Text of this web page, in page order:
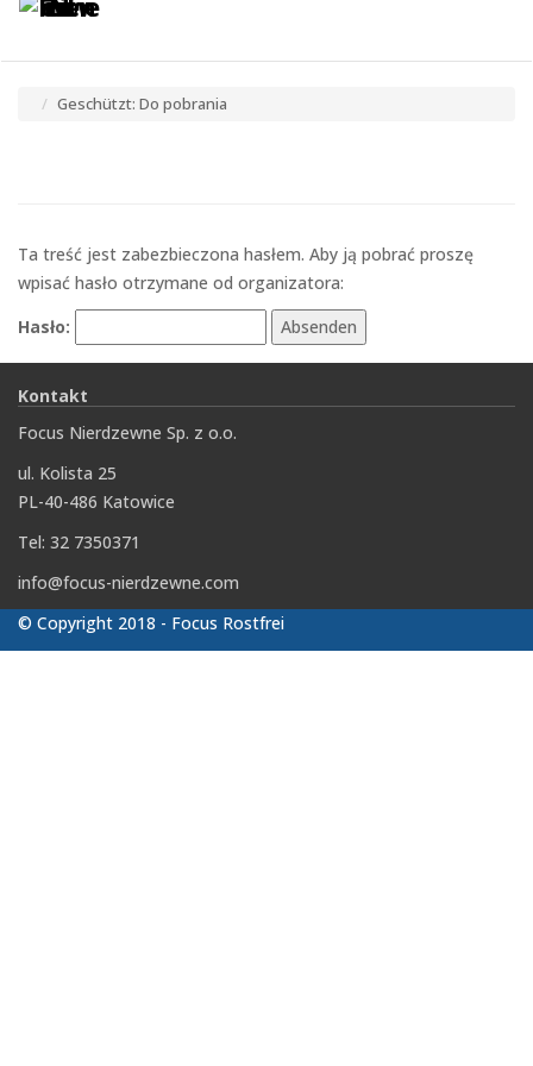
Geschützt: Do pobrania
Ta treść jest zabezbieczona hasłem. Aby ją pobrać proszę
wpisać hasło otrzymane od organizatora:
Hasło:
Kontakt
Focus Nierdzewne Sp. z o.o.
ul. Kolista 25
PL-40-486 Katowice
Tel: 32 7350371
info@focus-nierdzewne.com
© Copyright 2018 - Focus Rostfrei